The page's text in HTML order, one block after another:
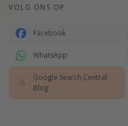
VOLG ONS OP
Facebook
WhatsApp
Google Search Central
Blog